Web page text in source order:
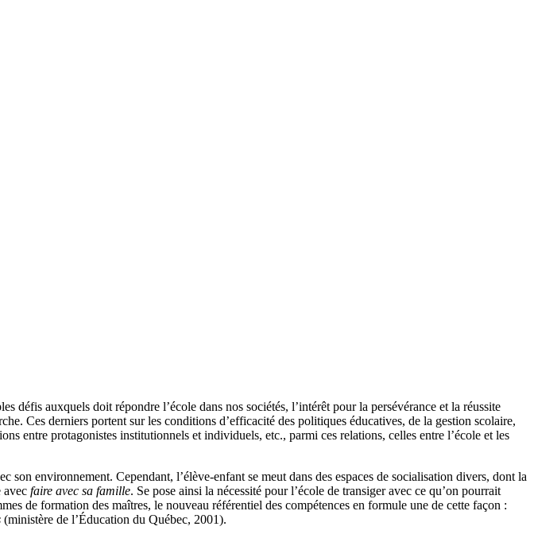
auxquels doit répondre l’école dans nos sociétés, l’intérêt pour la persévérance et la réussite
Ces derniers portent sur les conditions d’efficacité des politiques éducatives, de la gestion scolaire,
entre protagonistes institutionnels et individuels, etc., parmi ces relations, celles entre l’école et les
environnement. Cependant, l’élève-enfant se meut dans des espaces de socialisation divers, dont la
avec faire avec sa famille. Se pose ainsi la nécessité pour l’école de transiger avec ce qu’on pourrait
de formation des maîtres, le nouveau référentiel des compétences en formule une de cette façon :
(ministère de l’Éducation du Québec, 2001).